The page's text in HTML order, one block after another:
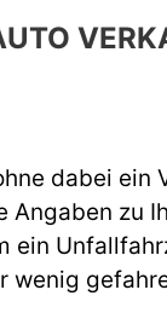
dabei ein
zu
ein
wenig